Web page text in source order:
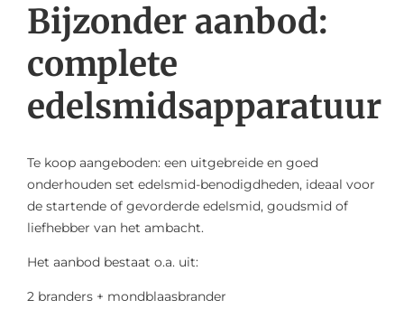
Bijzonder aanbod:
complete
edelsmidsapparatuur
Te koop aangeboden: een uitgebreide en goed
onderhouden set edelsmid-benodigdheden, ideaal voor
de startende of gevorderde edelsmid, goudsmid of
liefhebber van het ambacht.
Het aanbod bestaat o.a. uit:
2 branders + mondblaasbrander